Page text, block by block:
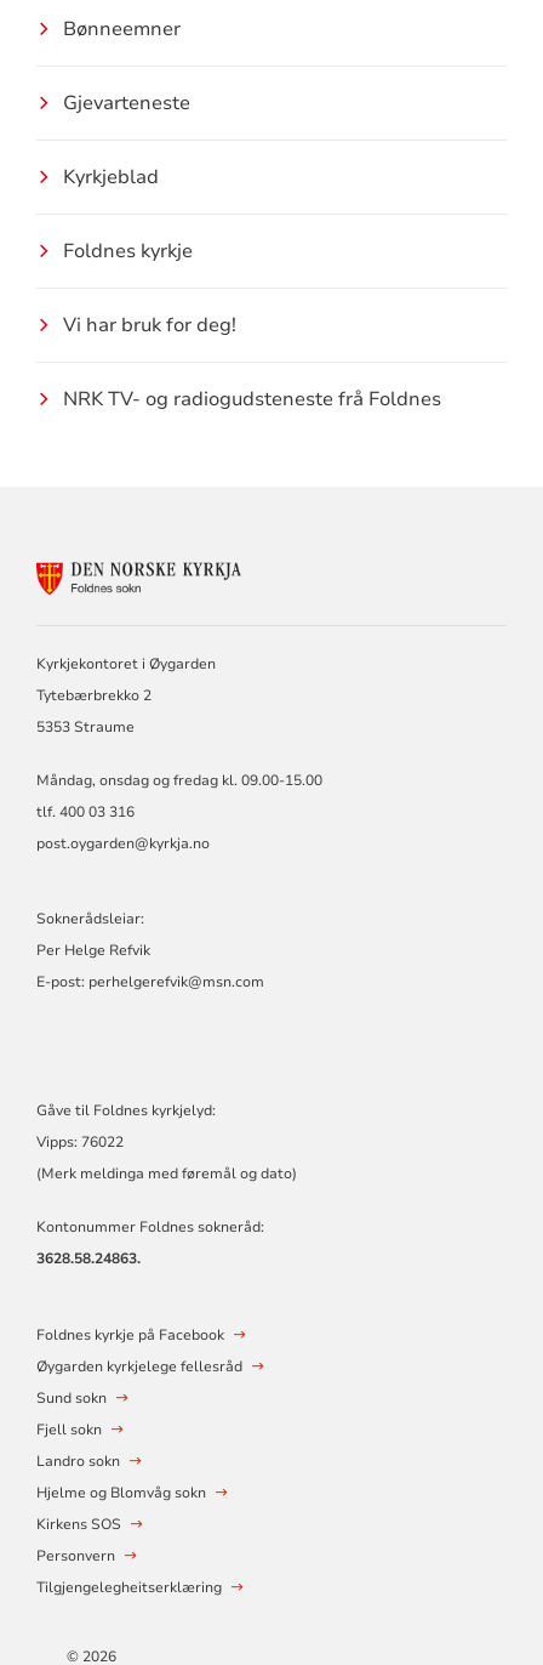
Bønneemner
Gjevarteneste
Kyrkjeblad
Foldnes kyrkje
Vi har bruk for deg!
NRK TV- og radiogudsteneste frå Foldnes
Kyrkjekontoret i Øygarden
Tytebærbrekko 2
5353 Straume
Måndag, onsdag og fredag kl. 09.00-15.00
tlf. 400 03 316
post.oygarden@kyrkja.no
Soknerådsleiar:
Per Helge Refvik
E-post: perhelgerefvik@msn.com
Gåve til Foldnes kyrkjelyd:
Vipps: 76022
(Merk meldinga med føremål og dato)
Kontonummer Foldnes sokneråd:
3628.58.24863.
Foldnes kyrkje på Facebook
Øygarden kyrkjelege fellesråd
Sund sokn
Fjell sokn
Landro sokn
Hjelme og Blomvåg sokn
Kirkens SOS
Personvern
Tilgjengelegheitserklæring
© 2026